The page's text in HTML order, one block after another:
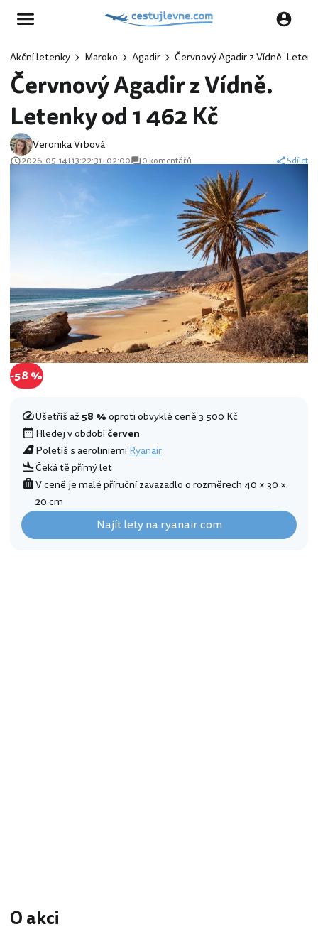
Akční letenky Maroko Agadir Červnový Agadir z Vídně.
Červnový Agadir z Vídně.
Letenky od 1 462 Kč
Veronika Vrbová
2026-05-14T13:22:31+02:00 0 komentářů Sdílet
-58 %
Ušetříš až58 %oproti obvyklé ceně 3 500 Kč
Hledej v obdobíčerven
Poletíš s aeroliniemi Ryanair
Čeká tě přímý let
V ceně je malé příruční zavazadlo o rozměrech 40 × 30 ×
20 cm
Najít lety na ryanair.com
O akci